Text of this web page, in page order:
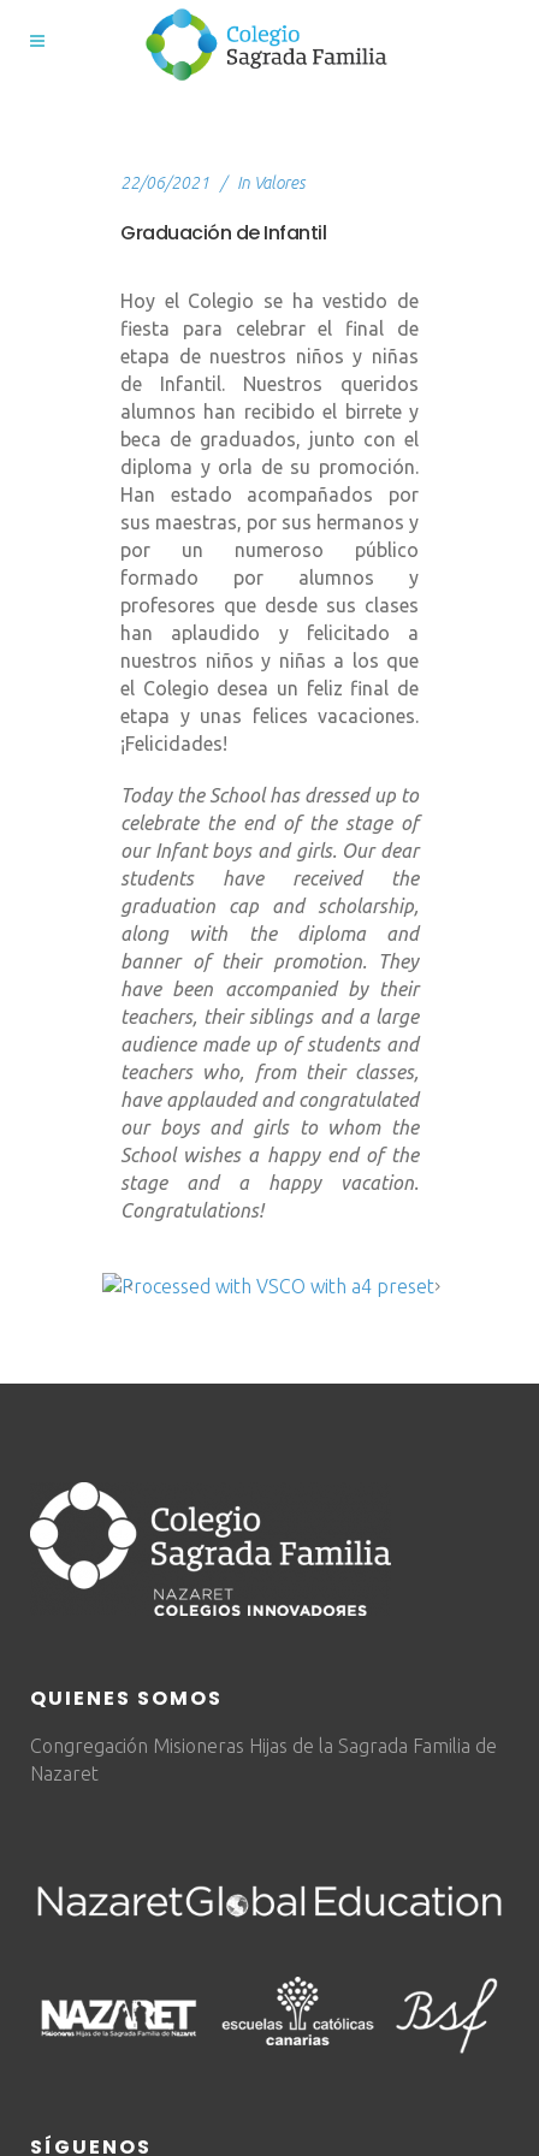
22/06/2021 In Valores
Graduación de Infantil
Hoy el Colegio se ha vestido de
fiesta para celebrar el final de
etapa de nuestros niños y niñas
de Infantil. Nuestros queridos
alumnos han recibido el birrete y
beca de graduados, junto con el
diploma y orla de su promoción.
Han estado acompañados por
sus maestras, por sus hermanos y
por un numeroso público
formado por alumnos y
profesores que desde sus clases
han aplaudido y felicitado a
nuestros niños y niñas a los que
el Colegio desea un feliz final de
etapa y unas felices vacaciones.
¡Felicidades!
Today the School has dressed up to
celebrate the end of the stage of
our Infant boys and girls. Our dear
students have received the
graduation cap and scholarship,
along with the diploma and
banner of their promotion. They
have been accompanied by their
teachers, their siblings and a large
audience made up of students and
teachers who, from their classes,
have applauded and congratulated
our boys and girls to whom the
School wishes a happy end of the
stage and a happy vacation.
Congratulations!
QUIENES SOMOS
Congregación Misioneras Hijas de la Sagrada Familia de
Nazaret
SÍGUENOS